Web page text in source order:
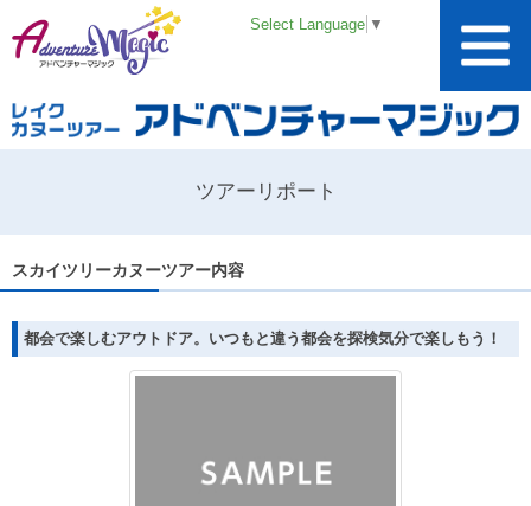
Select Language ▼
ツアーリポート
スカイツリーカヌーツアー内容
都会で楽しむアウトドア。いつもと違う都会を探検気分で楽しもう！